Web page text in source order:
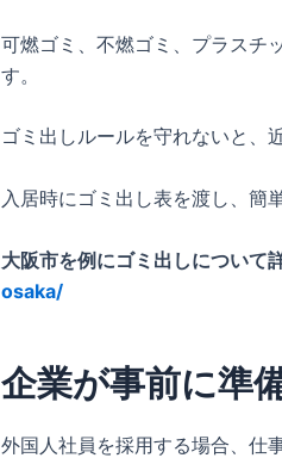
可燃ゴミ、不燃ゴミ、プラスチ
す。
ゴミ出しルールを守れないと、
入居時にゴミ出し表を渡し、簡
大阪市を例にゴミ出しについて
osaka/
企業が事前に準
外国人社員を採用する場合、仕